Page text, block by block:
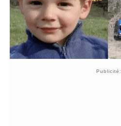
Publicité: